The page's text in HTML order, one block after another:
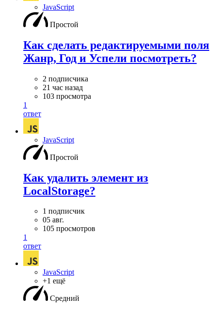
JavaScript
Простой
Как сделать редактируемыми поля
Жанр, Год и Успели посмотреть?
2 подписчика
21 час назад
103 просмотра
1
ответ
JavaScript
Простой
Как удалить элемент из
LocalStorage?
1 подписчик
05 авг.
105 просмотров
1
ответ
JavaScript
+1 ещё
Средний